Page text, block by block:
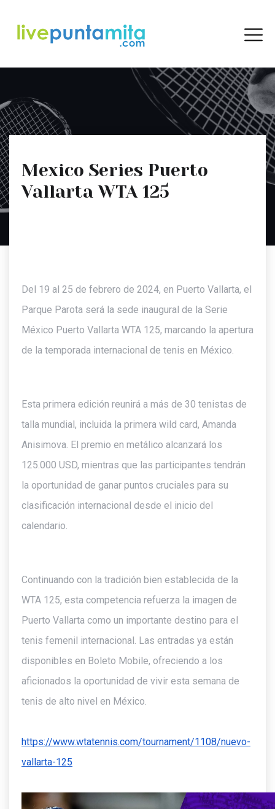
Mexico Series Puerto
Vallarta WTA 125
Del 19 al 25 de febrero de 2024, en Puerto Vallarta, el
Parque Parota será la sede inaugural de la Serie
México Puerto Vallarta WTA 125, marcando la apertura
de la temporada internacional de tenis en México.
Esta primera edición reunirá a más de 30 tenistas de
talla mundial, incluida la primera wild card, Amanda
Anisimova. El premio en metálico alcanzará los
125.000 USD, mientras que las participantes tendrán
la oportunidad de ganar puntos cruciales para su
clasificación internacional desde el inicio del
calendario.
Continuando con la tradición bien establecida de la
WTA 125, esta competencia refuerza la imagen de
Puerto Vallarta como un importante destino para el
tenis femenil internacional. Las entradas ya están
disponibles en Boleto Mobile, ofreciendo a los
aficionados la oportunidad de vivir esta semana de
tenis de alto nivel en México.
https://www.wtatennis.com/tournament/1108/nuevo-
vallarta-125